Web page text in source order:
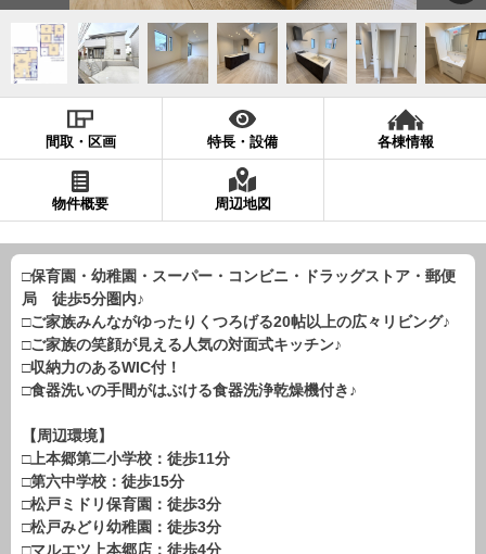
間取・区画 特長・設備 各棟情報
物件概要 周辺地図
□保育園・幼稚園・スーパー・コンビニ・ドラッグストア・郵便
局 徒歩5分圏内♪
□ご家族みんながゆったりくつろげる20帖以上の広々リビング♪
□ご家族の笑顔が見える人気の対面式キッチン♪
□収納力のあるWIC付！
□食器洗いの手間がはぶける食器洗浄乾燥機付き♪
【周辺環境】
□上本郷第二小学校：徒歩11分
□第六中学校：徒歩15分
□松戸ミドリ保育園：徒歩3分
□松戸みどり幼稚園：徒歩3分
□マルエツ上本郷店：徒歩4分
現地販売会情報
千葉本店 松戸支店 成田支店 木更津支店
東京支店
神奈川支店
スタッフ紹介
千葉本店 成田支店
神奈川支店
沖縄支店
売却査定
お問い合わせ サイトマップ
プライバシーポリシー
物件検索
新築一戸建
エリアから探す
路線から探す